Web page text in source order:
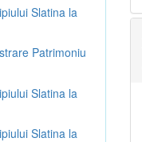
Slatina la
Patrimoniu
Slatina la
Slatina la